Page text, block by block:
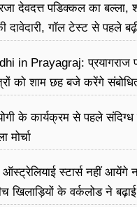
देवदत्त पडिक्कल का
दावेदारी, गॉल टेस्ट से पहले
in Prayagraj: प्रयागराज
को शाम छह बजे करेंगे
के कार्यक्रम से पहले संदिग्ध
मोर्चा
स्टार्स नहीं
खिलाड़ियों के वर्कलोड ने बढ़ाई